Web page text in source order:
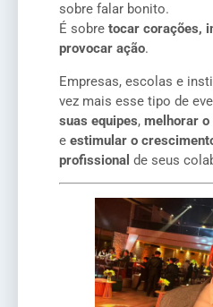
sobre falar bonito.
É sobre tocar corações,
provocar ação.
Empresas, escolas e
vez mais esse tipo de
suas equipes, melhorar o
e estimular o
profissional de seus